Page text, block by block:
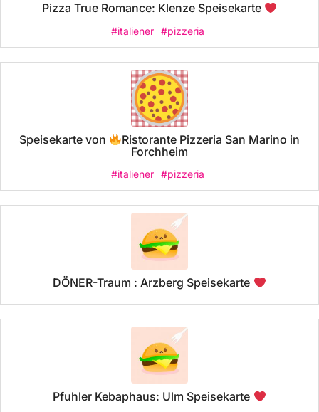
Pizza True Romance: Klenze Speisekarte
#italiener #pizzeria
Speisekarte von
Ristorante Pizzeria San Marino in
Forchheim
#italiener #pizzeria
DÖNER-Traum : Arzberg Speisekarte
Pfuhler Kebaphaus: Ulm Speisekarte